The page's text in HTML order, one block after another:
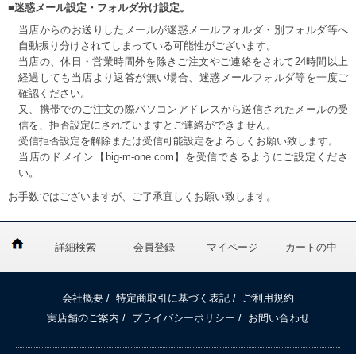
■迷惑メール設定・フォルダ分け設定。
当店からのお送りしたメールが迷惑メールフォルダ・別フォルダ等へ
自動振り分けされてしまっている可能性がございます。
当店の、休日・営業時間外を除きご注文やご連絡をされて24時間以上
経過しても当店より返答が無い場合、迷惑メールフォルダ等を一度ご
確認ください。
又、携帯でのご注文の際パソコンアドレスから送信されたメールの受
信を、拒否設定にされていますとご連絡ができません。
受信拒否設定を解除または受信可能設定をよろしくお願い致します。
当店のドメイン【big-m-one.com】を受信できるようにご設定くださ
い。
お手数ではございますが、ご了承宜しくお願い致します。
詳細検索 会員登録 マイページ カートの中
会社概要 / 特定商取引に基づく表記 /
ご利用規約
実店舗のご案内 / プライバシーポリシー / お問い合わせ